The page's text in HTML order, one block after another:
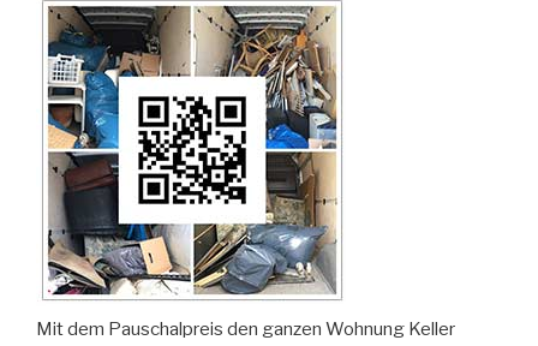
Mit dem Pauschalpreis den ganzen Wohnung Keller